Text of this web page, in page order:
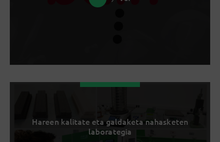
Hareen kalitate eta galdaketa nahasketen
laborategia